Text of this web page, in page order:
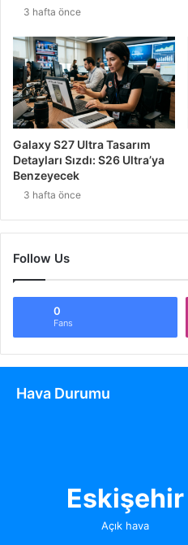
3 hafta önce
Galaxy S27 Ultra Tasarım
Detayları Sızdı: S26 Ultra’ya
Benzeyecek
3 hafta önce
Follow Us
0
Fans
Hava Durumu
Eskişehir
Açık hava